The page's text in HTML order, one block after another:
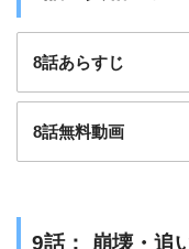
8話あらすじ
8話無料動画
9話： 崩壊・追